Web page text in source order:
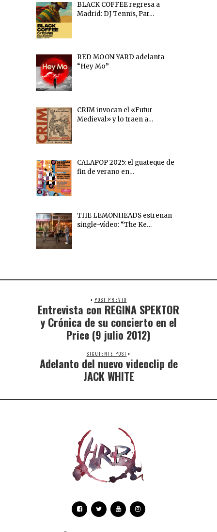
BLACK COFFEE regresa a
Madrid: DJ Tennis, Par…
RED MOON YARD adelanta
“Hey Mo”
CRIM invocan el «Futur
Medieval» y lo traen a…
CALAPOP 2025: el guateque de
fin de verano en…
THE LEMONHEADS estrenan
single-vídeo: “The Ke…
POST PREVIO
Entrevista con REGINA SPEKTOR
y Crónica de su concierto en el
Price (9 julio 2012)
SIGUIENTE POST
Adelanto del nuevo videoclip de
JACK WHITE